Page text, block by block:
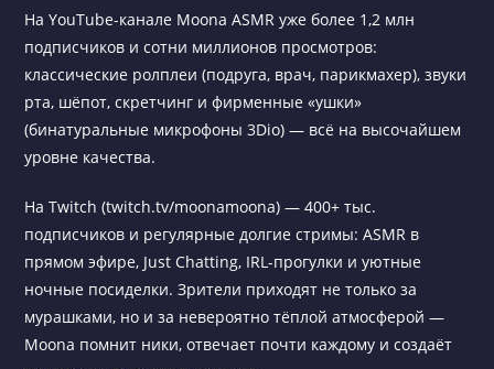
На YouTube-канале Moona ASMR уже более 1,2 млн
подписчиков и сотни миллионов просмотров:
классические ролплеи (подруга, врач, парикмахер), звуки
рта, шёпот, скретчинг и фирменные «ушки»
(бинатуральные микрофоны 3Dio) — всё на высочайшем
уровне качества.
На Twitch (twitch.tv/moonamoona) — 400+ тыс.
подписчиков и регулярные долгие стримы: ASMR в
прямом эфире, Just Chatting, IRL-прогулки и уютные
ночные посиделки. Зрители приходят не только за
мурашками, но и за невероятно тёплой атмосферой —
Moona помнит ники, отвечает почти каждому и создаёт